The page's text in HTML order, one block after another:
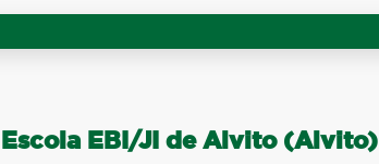
Escola EBI/JI de Alvito (Alvito)